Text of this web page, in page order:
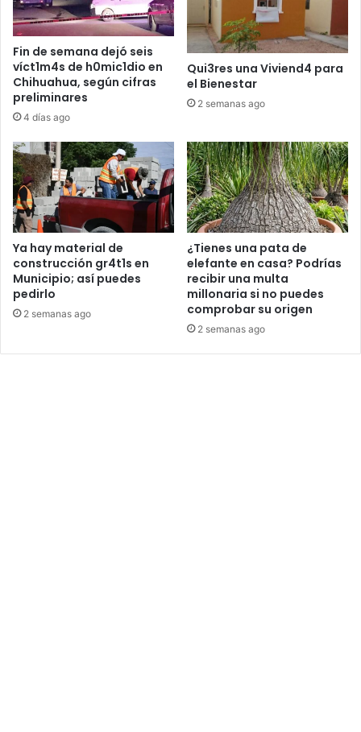
Fin de semana dejó seis
víct1m4s de h0mic1dio en
Chihuahua, según cifras
preliminares
4 días ago
Qui3res una Viviend4 para
el Bienestar
2 semanas ago
Ya hay material de
construcción gr4t1s en
Municipio; así puedes
pedirlo
2 semanas ago
¿Tienes una pata de
elefante en casa? Podrías
recibir una multa
millonaria si no puedes
comprobar su origen
2 semanas ago